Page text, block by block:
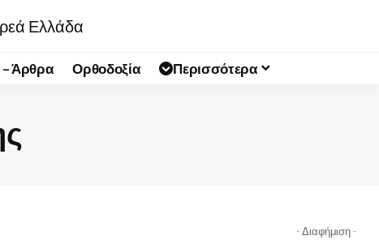
– Άρθρα Ορθοδοξία Περισσότερα
- Διαφήμιση -